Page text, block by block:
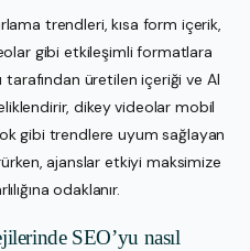
trendleri, kısa form içerik,
gibi etkileşimli formatlara
tarafından üretilen içeriği ve AI
dikey videolar mobil
gibi trendlere uyum sağlayan
ajanslar etkiyi maksimize
odaklanır.
SEO’yu nasıl